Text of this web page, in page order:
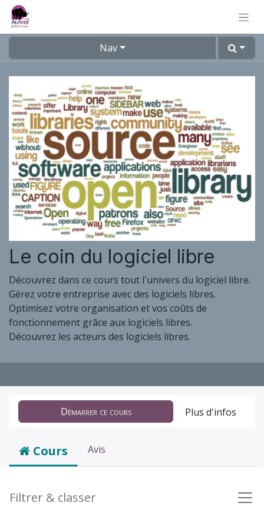
Nav
Le coin du logiciel libre
Découvrez dans ce cours tout l'univers du logiciel libre.
Gérez votre entreprise avec des logiciels libres.
Optimisez votre organisation et vos coûts de
fonctionnement grâce aux logiciels libres.
Découvrez les acteurs des logiciels libres.
Démarrer ce cours Plus d'infos
Cours Avis
Filtrer & classer